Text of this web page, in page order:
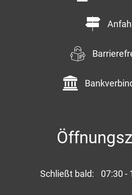
Klicken, um weitere
Schließt bald: 07:30 -